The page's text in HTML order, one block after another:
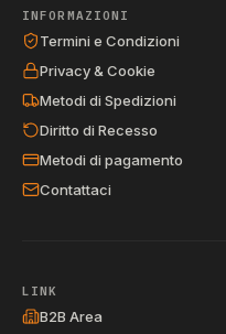
INFORMAZIONI
Termini e Condizioni
Privacy & Cookie
Metodi di Spedizioni
Diritto di Recesso
Metodi di pagamento
Contattaci
LINK
B2B Area